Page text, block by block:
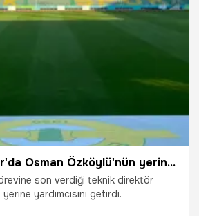
Esenler Erokspor'da Osman Özköylü'nün yerine gelen yeni hoca belli oldu
son verdiği teknik direktör
yardımcısını getirdi.